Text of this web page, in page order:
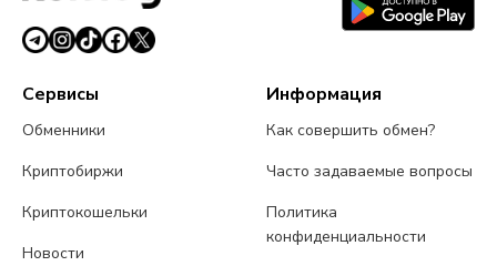
Сервисы
Обменники
Криптобиржи
Криптокошельки
Новости
Информация
Как совершить обмен?
Часто задаваемые вопросы
Политика
конфиденциальности